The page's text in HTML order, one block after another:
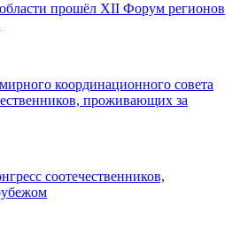
прошёл XII Форум регионов
координационного совета
проживающих за
соотечественников,